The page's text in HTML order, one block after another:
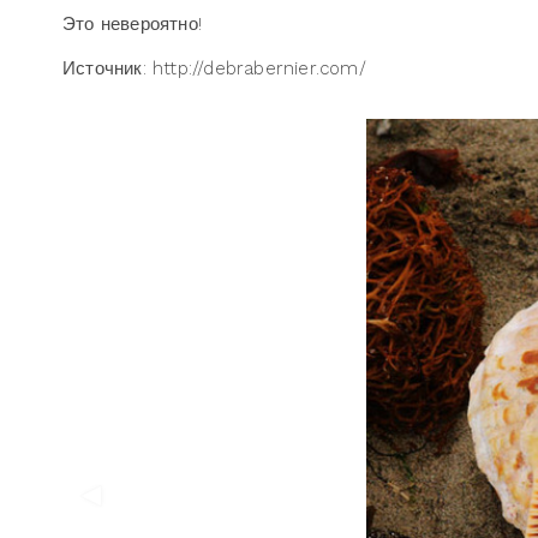
Это невероятно!
Источник: http://debrabernier.com/